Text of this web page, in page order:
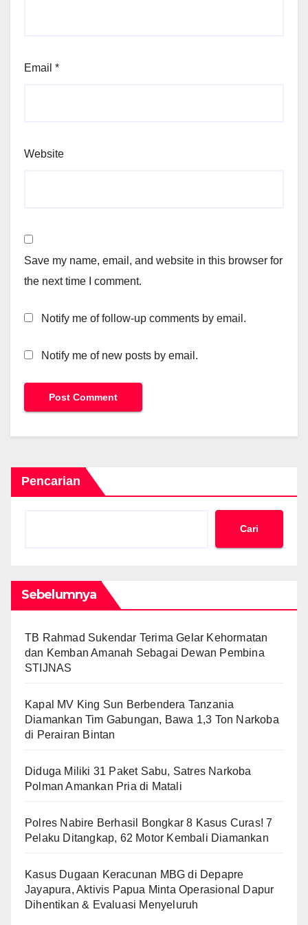
Email *
Website
Save my name, email, and website in this browser for
the next time I comment.
Notify me of follow-up comments by email.
Notify me of new posts by email.
Pencarian
Cari
Sebelumnya
TB Rahmad Sukendar Terima Gelar Kehormatan
dan Kemban Amanah Sebagai Dewan Pembina
STIJNAS
Kapal MV King Sun Berbendera Tanzania
Diamankan Tim Gabungan, Bawa 1,3 Ton Narkoba
di Perairan Bintan
Diduga Miliki 31 Paket Sabu, Satres Narkoba
Polman Amankan Pria di Matali
Polres Nabire Berhasil Bongkar 8 Kasus Curas! 7
Pelaku Ditangkap, 62 Motor Kembali Diamankan
Kasus Dugaan Keracunan MBG di Depapre
Jayapura, Aktivis Papua Minta Operasional Dapur
Dihentikan & Evaluasi Menyeluruh